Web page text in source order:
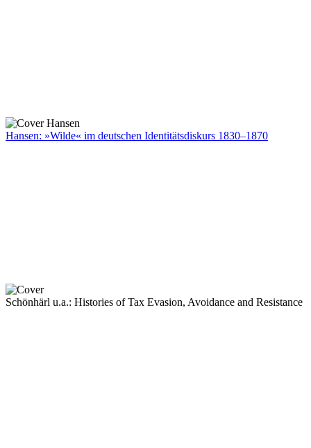
Hansen: »Wilde« im deutschen Identitätsdiskurs 1830–1870
Schönhärl u.a.: Histories of Tax Evasion, Avoidance and Resistance